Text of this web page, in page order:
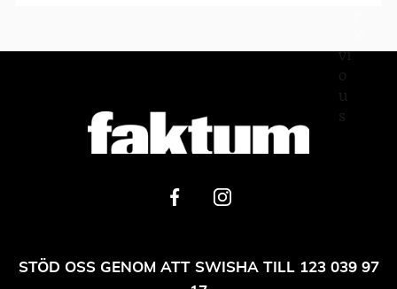
vi
o
u
s
STÖD OSS GENOM ATT SWISHA TILL 123 039 97